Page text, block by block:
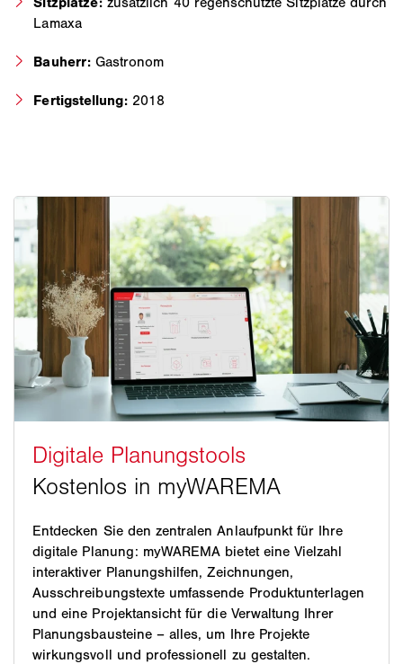
Lamaxa
Bauherr: Gastronom
Fertigstellung: 2018
Entdecken Sie den zentralen Anlaufpunkt für Ihre
digitale Planung: myWAREMA bietet eine Vielzahl
interaktiver Planungshilfen, Zeichnungen,
Ausschreibungstexte umfassende Produktunterlagen
und eine Projektansicht für die Verwaltung Ihrer
Planungsbausteine – alles, um Ihre Projekte
wirkungsvoll und professionell zu gestalten.